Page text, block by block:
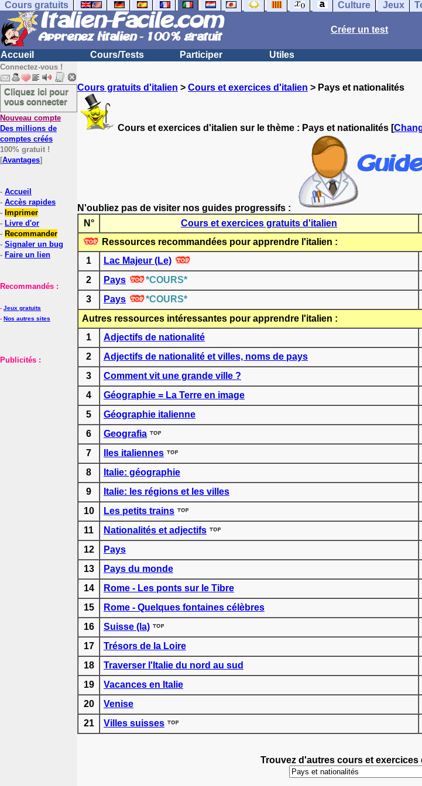
Cours gratuits Culture Jeux
Créer un test
Accueil Cours/Tests Participer Utiles
Connectez-vous !
Cliquez ici pour
vous connecter
Nouveau compte
Des millions de
comptes créés
100% gratuit !
[Avantages]
- Accueil
- Accès rapides
- Imprimer
- Livre d'or
- Recommander
- Signaler un bug
- Faire un lien
Recommandés :
- Jeux gratuits
- Nos autres sites
Publicités :
Cours gratuits d'italien > Cours et exercices d'italien > Pays et nationalités
Cours et exercices d'italien sur le thème : Pays et nationalités [
N'oubliez pas de visiter nos guides progressifs :
N°
Cours et exercices gratuits d'italien
Ressources recommandées pour apprendre l'italien :
1
Lac Majeur (Le)
2
Pays *COURS*
3
Pays *COURS*
Autres ressources intéressantes pour apprendre l'italien :
1
Adjectifs de nationalité
2
Adjectifs de nationalité et villes, noms de pays
3
Comment vit une grande ville ?
4
Géographie = La Terre en image
5
Géographie italienne
6
Geografia
7
Iles italiennes
8
Italie: géographie
9
Italie: les régions et les villes
10
Les petits trains
11
Nationalités et adjectifs
12
Pays
13
Pays du monde
14
Rome - Les ponts sur le Tibre
15
Rome - Quelques fontaines célèbres
16
Suisse (la)
17
Trésors de la Loire
18
Traverser l'Italie du nord au sud
19
Vacances en Italie
20
Venise
21
Villes suisses
Trouvez d'autres cours et